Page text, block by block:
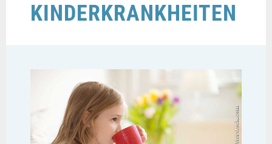
KINDERKRANKHEITEN